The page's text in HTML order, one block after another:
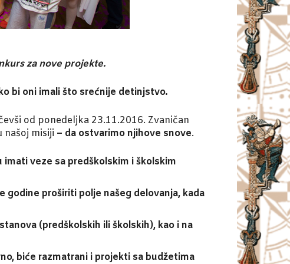
za nove projekte.
bi oni imali što srećnije detinjstvo.
od ponedeljka 23.11.2016. Zvaničan
misiji – da ostvarimo njihove snove.
veze sa predškolskim i školskim
proširiti polje našeg delovanja, kada
(predškolskih ili školskih), kao i na
biće razmatrani i projekti sa budžetima